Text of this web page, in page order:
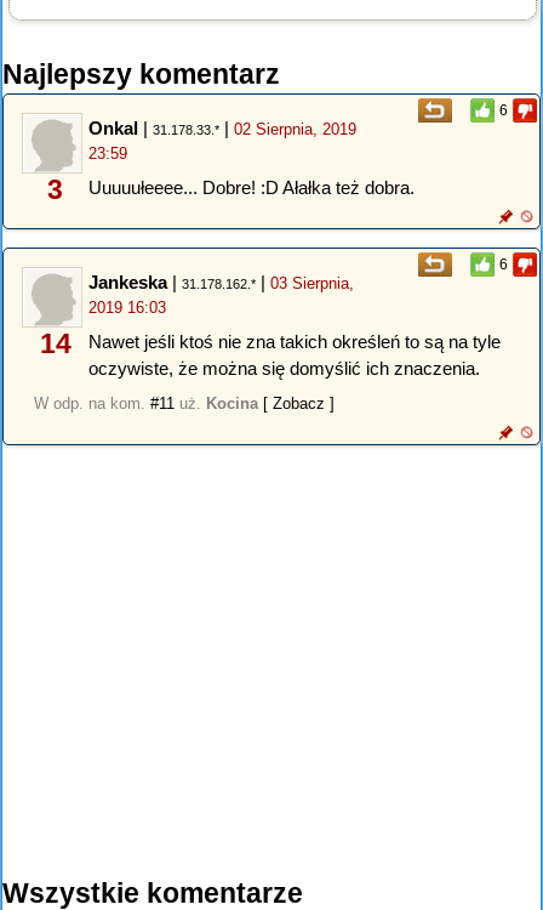
Najlepszy komentarz
6
3
Onkal | 31.178.33.* | 02 Sierpnia, 2019
23:59
Uuuuułeeee... Dobre! :D Ałałka też dobra.
6
14
Jankeska| 31.178.162.* | 03 Sierpnia,
2019 16:03
Nawet jeśli ktoś nie zna takich określeń to są na tyle
oczywiste, że można się domyślić ich znaczenia.
W odp. na kom. #11 uż. Kocina [ Zobacz ]
Wszystkie komentarze